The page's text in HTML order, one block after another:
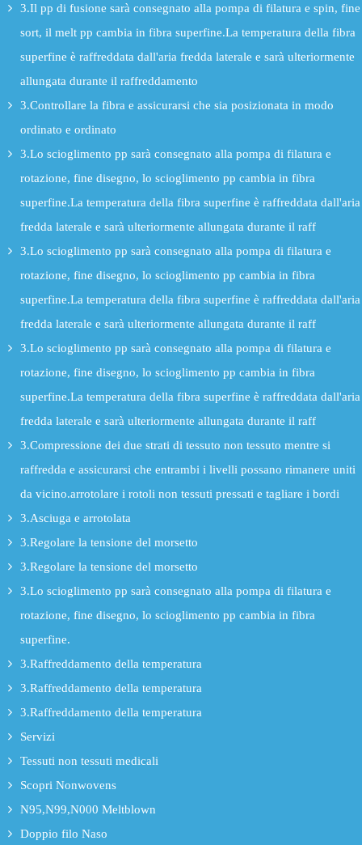
3.Il pp di fusione sarà consegnato alla pompa di filatura e spin, fine
sort, il melt pp cambia in fibra superfine.La temperatura della fibra
superfine è raffreddata dall'aria fredda laterale e sarà ulteriormente
allungata durante il raffreddamento
3.Controllare la fibra e assicurarsi che sia posizionata in modo
ordinato e ordinato
3.Lo scioglimento pp sarà consegnato alla pompa di filatura e
rotazione, fine disegno, lo scioglimento pp cambia in fibra
superfine.La temperatura della fibra superfine è raffreddata dall'aria
fredda laterale e sarà ulteriormente allungata durante il raff
3.Lo scioglimento pp sarà consegnato alla pompa di filatura e
rotazione, fine disegno, lo scioglimento pp cambia in fibra
superfine.La temperatura della fibra superfine è raffreddata dall'aria
fredda laterale e sarà ulteriormente allungata durante il raff
3.Lo scioglimento pp sarà consegnato alla pompa di filatura e
rotazione, fine disegno, lo scioglimento pp cambia in fibra
superfine.La temperatura della fibra superfine è raffreddata dall'aria
fredda laterale e sarà ulteriormente allungata durante il raff
3.Compressione dei due strati di tessuto non tessuto mentre si
raffredda e assicurarsi che entrambi i livelli possano rimanere uniti
da vicino.arrotolare i rotoli non tessuti pressati e tagliare i bordi
3.Asciuga e arrotolata
3.Regolare la tensione del morsetto
3.Regolare la tensione del morsetto
3.Lo scioglimento pp sarà consegnato alla pompa di filatura e
rotazione, fine disegno, lo scioglimento pp cambia in fibra
superfine.
3.Raffreddamento della temperatura
3.Raffreddamento della temperatura
3.Raffreddamento della temperatura
Servizi
Tessuti non tessuti medicali
Scopri Nonwovens
N95,N99,N000 Meltblown
Doppio filo Naso